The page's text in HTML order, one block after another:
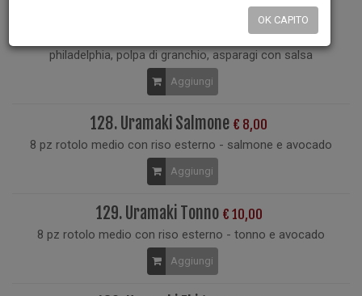
127. Uramaki "La Muraglia" impanato € 10,00
8 pz rotolo medio con riso esterno - gambero impanato,
philadelphia, polpa di granchio, asparagi con salsa
Aggiungi
128. Uramaki Salmone € 8,00
8 pz rotolo medio con riso esterno - salmone e avocado
Aggiungi
129. Uramaki Tonno € 10,00
8 pz rotolo medio con riso esterno - tonno e avocado
Aggiungi
OK CAPITO